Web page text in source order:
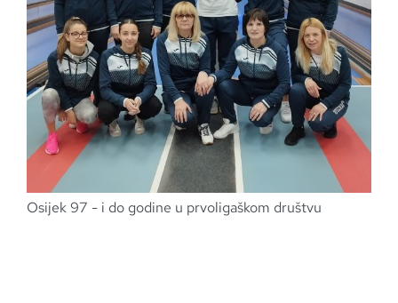
Osijek 97 - i do godine u prvoligaškom društvu